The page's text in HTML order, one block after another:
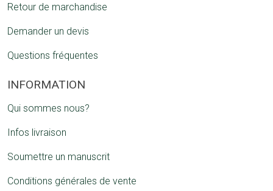
Retour de marchandise
Demander un devis
Questions fréquentes
INFORMATION
Qui sommes nous?
Infos livraison
Soumettre un manuscrit
Conditions générales de vente